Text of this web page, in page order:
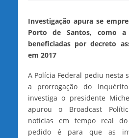
Investigação apura se
Porto de Santos, como a
beneficiadas por decreto
em 2017
A Polícia Federal pediu nesta
a prorrogação do
investiga o presidente
apurou o Broadcast
notícias em tempo real
pedido é para que as